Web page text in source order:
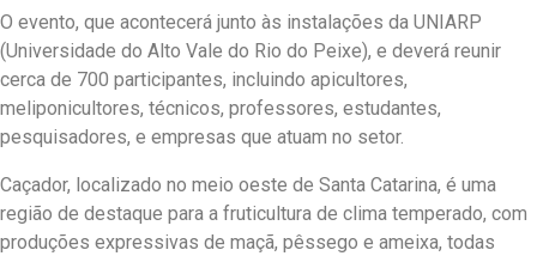
O evento, que acontecerá junto às instalações da UNIARP
(Universidade do Alto Vale do Rio do Peixe), e deverá reunir
cerca de 700 participantes, incluindo apicultores,
meliponicultores, técnicos, professores, estudantes,
pesquisadores, e empresas que atuam no setor.
Caçador, localizado no meio oeste de Santa Catarina, é uma
região de destaque para a fruticultura de clima temperado, com
produções expressivas de maçã, pêssego e ameixa, todas